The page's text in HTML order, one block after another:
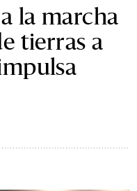
la marcha
tierras a